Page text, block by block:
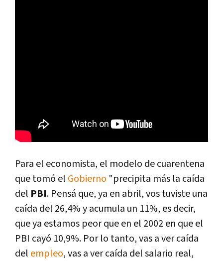
Para el economista, el modelo de cuarentena
que tomó el Gobierno "precipita más la caída
del PBI. Pensá que, ya en abril, vos tuviste una
caída del 26,4% y acumula un 11%, es decir,
que ya estamos peor que en el 2002 en que el
PBI cayó 10,9%. Por lo tanto, vas a ver caída
del empleo, vas a ver caída del salario real,